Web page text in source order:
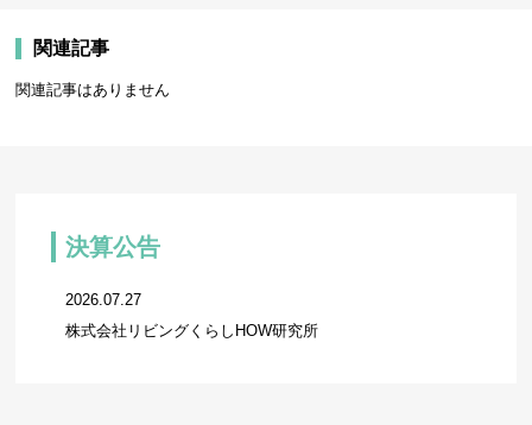
関連記事
関連記事はありません
決算公告
2026.07.27
株式会社リビングくらしHOW研究所